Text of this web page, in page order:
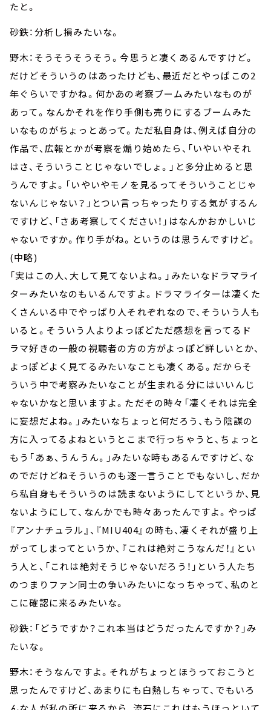
たと。
砂鉄：分析し損みたいな。
野木：そうそうそうそう。今思うと凄くあるんですけど。
だけどそういうのはあったけども、最近だとやっぱこの2
年ぐらいですかね。何かあの考察ブームみたいなものが
あって。なんかそれを作り手側も売りにするブームみた
いなものがちょっとあって。ただ私自身は、例えば自分の
作品で、広報とかが考察を煽り始めたら、「いやいやそれ
はさ、そういうことじゃないでしょ。」と多分止めると思
うんですよ。「いやいやモノを見るってそういうことじゃ
ないんじゃない？」とつい言っちゃったりする気がするん
ですけど、「さあ考察してください！」はなんかおかしいじ
ゃないですか。作り手がね。というのは思うんですけど。
(中略)
「実はこの人、大して見てないよね。」みたいなドラマライ
ターみたいなのもいるんですよ。ドラマライターは凄くた
くさんいる中でやっぱり人それぞれなので、そういう人も
いると。そういう人よりよっぽどただ感想を言ってるド
ラマ好きの一般の視聴者の方の方がよっぽど詳しいとか、
よっぽどよく見てるみたいなことも凄くある。だからそ
ういう中で考察みたいなことが生まれる分にはいいんじ
ゃないかなと思いますよ。ただその時々「凄くそれは完全
に妄想だよね。」みたいなちょっと何だろう、もう陰謀の
方に入ってるよねというとこまで行っちゃうと、ちょっと
もう「あぁ、うんうん。」みたいな時もあるんですけど、な
のでだけどねそういうのも逐一言うことでもないし、だか
ら私自身もそういうのは読まないようにしてというか、見
ないようにして、なんかでも時々あったんですよ。やっぱ
『アンナチュラル』、『MIU404』の時も、凄くそれが盛り上
がってしまってというか、『これは絶対こうなんだ！』とい
う人と、「これは絶対そうじゃないだろう！」という人たち
のつまりファン同士の争いみたいになっちゃって、私のと
こに確認に来るみたいな。
砂鉄：「どうですか？これ本当はどうだったんですか？」み
たいな。
野木：そうなんですよ。それがちょっとほうっておこうと
思ったんですけど、あまりにも白熱しちゃって、でもいろ